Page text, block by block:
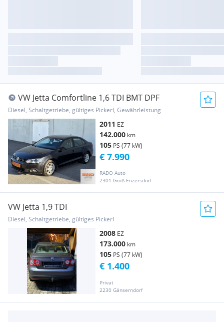
VW Jetta Comfortline 1,6 TDI BMT DPF
Diesel, Schaltgetriebe, gültiges Pickerl, Gewährleistung
2011 EZ
142.000 km
105 PS (77 kW)
RADO Auto
2301 Groß-Enzersdorf
€ 7.990
VW Jetta 1,9 TDI
Diesel, Schaltgetriebe, gültiges Pickerl
2008 EZ
173.000 km
105 PS (77 kW)
Privat
2230 Gänserndorf
€ 1.400